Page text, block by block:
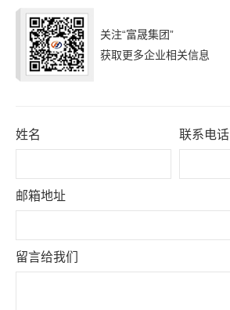
关注“富晟集团”
获取更多企业相关信息
姓名 联系电话
邮箱地址
留言给我们